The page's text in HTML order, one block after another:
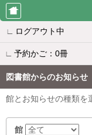
∟ ログアウト中
∟ 予約かご：0冊
図書館からのお知らせ
館とお知らせの種類を
館